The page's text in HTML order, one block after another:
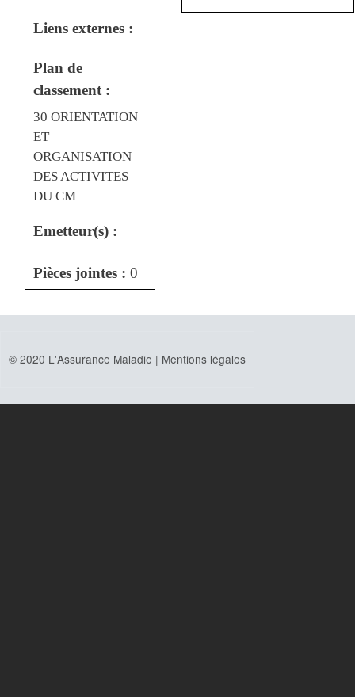
Liens externes :
Plan de
classement :
30 ORIENTATION
ET
ORGANISATION
DES ACTIVITES
DU CM
Emetteur(s) :
Pièces jointes : 0
© 2020 L'Assurance Maladie | Mentions légales